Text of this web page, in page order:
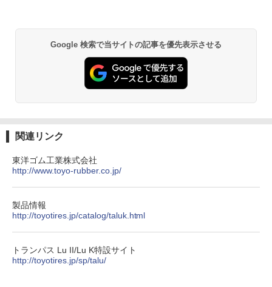
Google 検索で当サイトの記事を優先表示させる
関連リンク
東洋ゴム工業株式会社
http://www.toyo-rubber.co.jp/
製品情報
http://toyotires.jp/catalog/taluk.html
トランパス Lu II/Lu K特設サイト
http://toyotires.jp/sp/talu/